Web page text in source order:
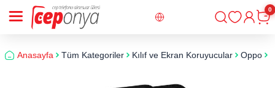
Giriş
0
Anasayfa Tüm Kategoriler Kılıf ve Ekran Koruyucular Oppo